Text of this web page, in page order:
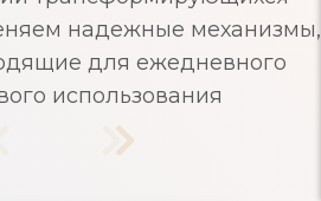
надежные механизмы,
для ежедневного
использования